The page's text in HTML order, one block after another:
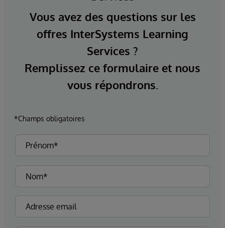
Vous avez des questions sur les
offres InterSystems Learning
Services ?
Remplissez ce formulaire et nous
vous répondrons.
*Champs obligatoires